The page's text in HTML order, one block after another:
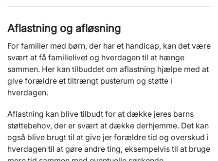
Aflastning og afløsning
For familier med børn, der har et handicap, kan det være
svært at få familielivet og hverdagen til at hænge
sammen. Her kan tilbuddet om aflastning hjælpe med at
give forældre et tiltrængt pusterum og støtte i
hverdagen.
Aflastning kan blive tilbudt for at dække jeres barns
støttebehov, der er svært at dække derhjemme. Det kan
også blive brugt til at give jer forældre tid og overskud i
hverdagen til at gøre andre ting, eksempelvis til at bruge